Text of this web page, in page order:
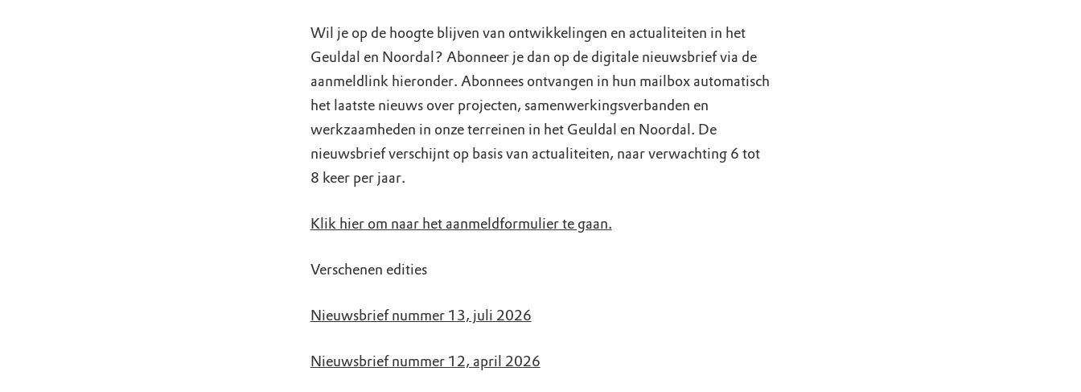
Wil je op de hoogte blijven van ontwikkelingen en actualiteiten in het
Geuldal en Noordal? Abonneer je dan op de digitale nieuwsbrief via de
aanmeldlink hieronder. Abonnees ontvangen in hun mailbox automatisch
het laatste nieuws over projecten, samenwerkingsverbanden en
werkzaamheden in onze terreinen in het Geuldal en Noordal. De
nieuwsbrief verschijnt op basis van actualiteiten, naar verwachting 6 tot
8 keer per jaar.
Klik hier om naar het aanmeldformulier te gaan.
Verschenen edities
Nieuwsbrief nummer 13, juli 2026
Nieuwsbrief nummer 12, april 2026